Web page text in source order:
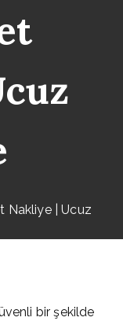
Nakliye | Ucuz
bir şekilde